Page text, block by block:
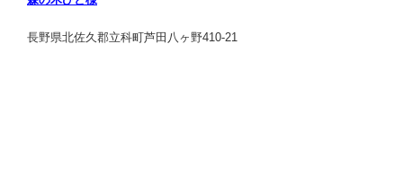
長野県北佐久郡立科町芦田八ヶ野410-21